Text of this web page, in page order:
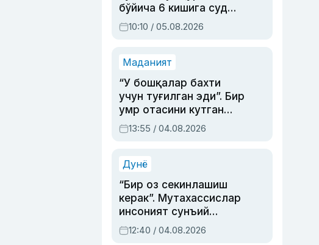
бўйича 6 кишига суд
ҳукми ўқилди
10:10 / 05.08.2026
Маданият
“У бошқалар бахти
учун туғилган эди”. Бир
умр отасини кутган
актриса ва дубльяж
устаси Римма
синовларга тўла ҳаёти
13:55 / 04.08.2026
Дунё
“Бир оз секинлашиш
керак”. Мутахассислар
инсоният сунъий
интеллектни бошқара
олмай қолишидан
12:40 / 04.08.2026